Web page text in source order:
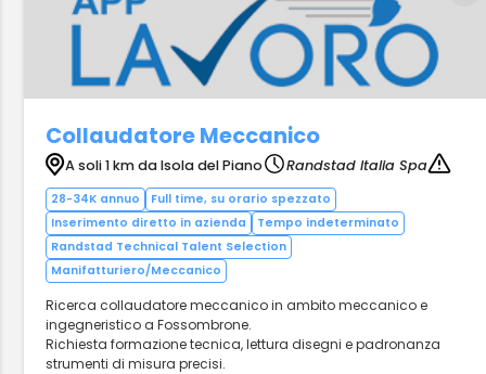
Collaudatore Meccanico
A soli 1 km da Isola del Piano Randstad Italia Spa
28-34K annuo
Full time, su orario spezzato
Inserimento diretto in azienda
Tempo indeterminato
Randstad Technical Talent Selection
Manifatturiero/Meccanico
Ricerca collaudatore meccanico in ambito meccanico e
ingegneristico a Fossombrone.
Richiesta formazione tecnica, lettura disegni e padronanza
strumenti di misura precisi.